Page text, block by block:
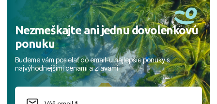
Nezmeškajte ani jednu dovolenkovú
ponuku
Budeme vám posielať do email-u najlepšie ponuky s
najvýhodnejšími cenami a zľavami